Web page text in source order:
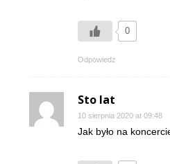
0
Odpowiedz
Sto lat
10 sierpnia 2020 at 09:48
Jak było na